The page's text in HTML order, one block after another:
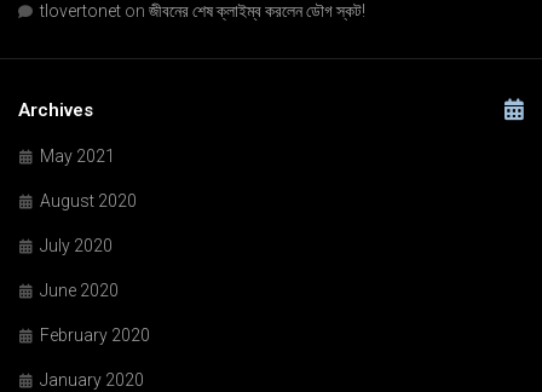
tlovertonet on জীবনের শেষ ক্লাইম্ব করলেন ডৌগ স্কট!
Archives
May 2021
August 2020
July 2020
June 2020
February 2020
January 2020